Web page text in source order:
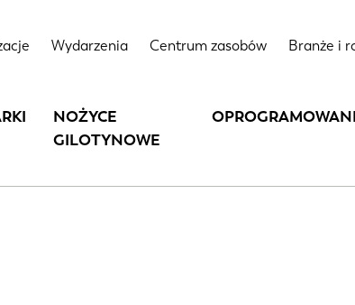
Wydarzenia Centrum zasobów Branże i
NOŻYCE
GILOTYNOWE